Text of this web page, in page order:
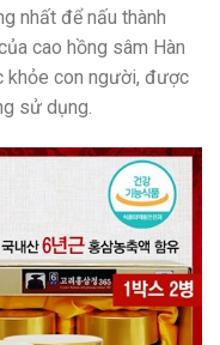
nhất để nấu thành
cao hồng sâm Hàn
khỏe con người, được
sử dụng.